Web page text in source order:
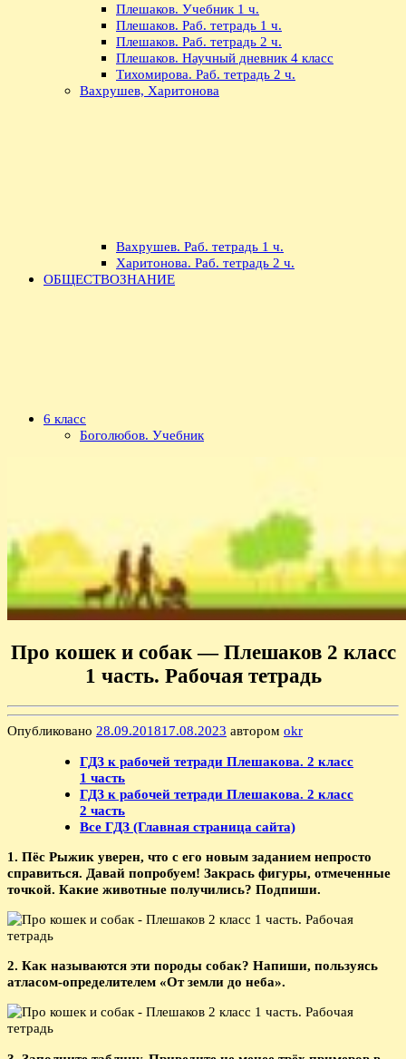
Плешаков. Учебник 1 ч.
Плешаков. Раб. тетрадь 1 ч.
Плешаков. Раб. тетрадь 2 ч.
Плешаков. Научный дневник 4 класс
Тихомирова. Раб. тетрадь 2 ч.
Вахрушев, Харитонова
Вахрушев. Раб. тетрадь 1 ч.
Харитонова. Раб. тетрадь 2 ч.
ОБЩЕСТВОЗНАНИЕ
6 класс
Боголюбов. Учебник
Про кошек и собак — Плешаков 2 класс
1 часть. Рабочая тетрадь
Опубликовано 28.09.201817.08.2023 автором okr
ГДЗ к рабочей тетради Плешакова. 2 класс
1 часть
ГДЗ к рабочей тетради Плешакова. 2 класс
2 часть
Все ГДЗ (Главная страница сайта)
1. Пёс Рыжик уверен, что с его новым заданием непросто
справиться. Давай попробуем! Закрась фигуры, отмеченные
точкой. Какие животные получились? Подпиши.
2. Как называются эти породы собак? Напиши, пользуясь
атласом-определителем «От земли до неба».